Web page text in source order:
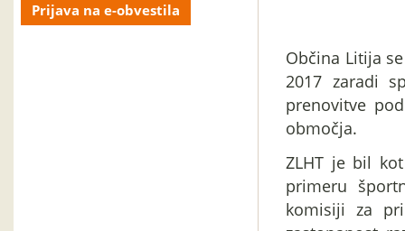
Prijava na e-obvestila
Občina Litija
2017 zaradi
prenovitve
območja.
ZLHT je bil
primeru
komisiji za